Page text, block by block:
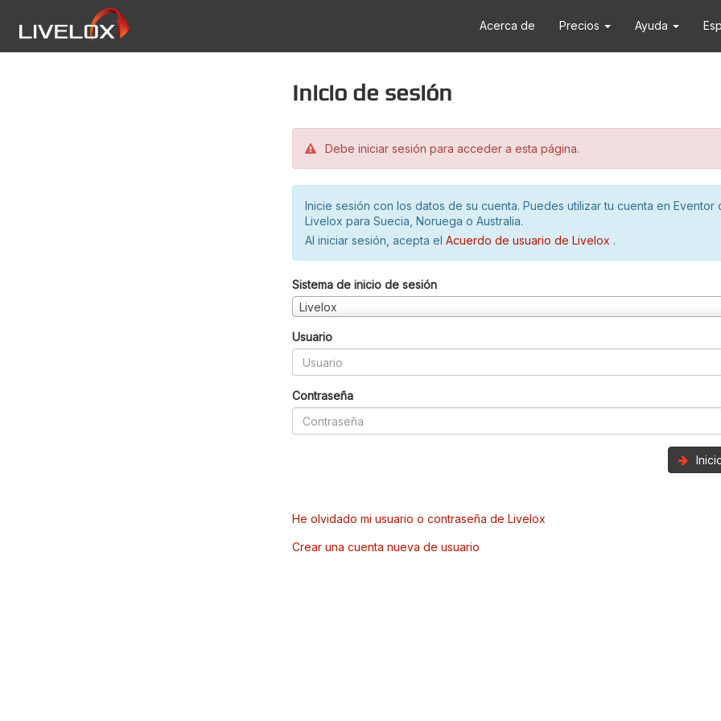
Acerca de Precios Ayuda
Inicio de sesión
Debe iniciar sesión para acceder a esta página.
Inicie sesión con los datos de su cuenta. Puedes utilizar tu cuenta en Eventor
Livelox para Suecia, Noruega o Australia.
Al iniciar sesión, acepta el Acuerdo de usuario de Livelox .
Sistema de inicio de sesión
Livelox
Usuario
Contraseña
He olvidado mi usuario o contraseña de Livelox
Crear una cuenta nueva de usuario